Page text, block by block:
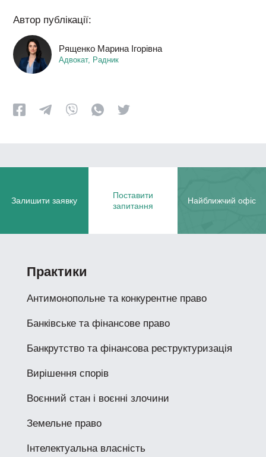
Автор публікації:
Рященко Марина Ігорівна
Адвокат, Радник
Залишити заявку
Поставити
запитання
Найближчий офіс
Практики
Антимонопольне та конкурентне право
Банківське та фінансове право
Банкрутство та фінансова реструктуризація
Вирішення спорів
Воєнний стан і воєнні злочини
Земельне право
Інтелектуальна власність